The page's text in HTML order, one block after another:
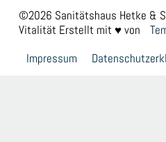
©2026 Sanitätshaus Hetke &
Vitalität Erstellt mit ♥ von
Impressum